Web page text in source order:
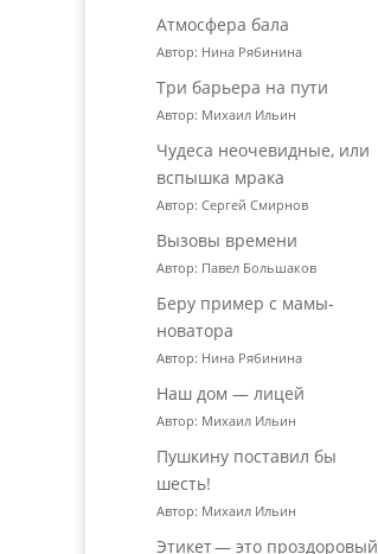
Атмосфера бала
Автор: Нина Рябинина
Три барьера на пути
Автор: Михаил Ильин
Чудеса неочевидные, или
вспышка мрака
Автор: Сергей Смирнов
Вызовы времени
Автор: Павел Большаков
Беру пример с мамы-
новатора
Автор: Нина Рябинина
Наш дом — лицей
Автор: Михаил Ильин
Пушкину поставил бы
шесть!
Автор: Михаил Ильин
Этикет — это проздоровый